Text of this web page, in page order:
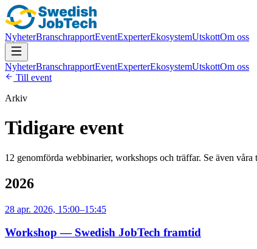
NyheterBranschrapportEventExperterEkosystemUtskottOm oss
NyheterBranschrapportEventExperterEkosystemUtskottOm oss
Till event
Arkiv
Tidigare event
12 genomförda webbinarier, workshops och träffar. Se även
2026
28 apr. 2026, 15:00–15:45
Workshop — Swedish JobTech framtid